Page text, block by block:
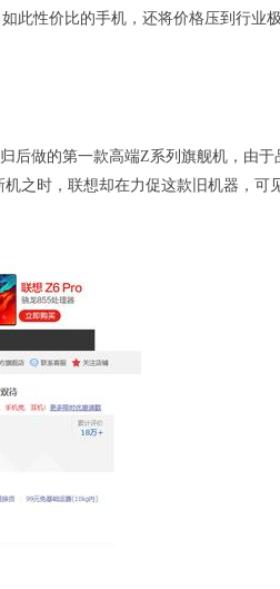
此性价比的手机，还将价格压到行业
后做的第一款高端Z系列旗舰机，由于
之时，联想却在力促这款旧机器，可